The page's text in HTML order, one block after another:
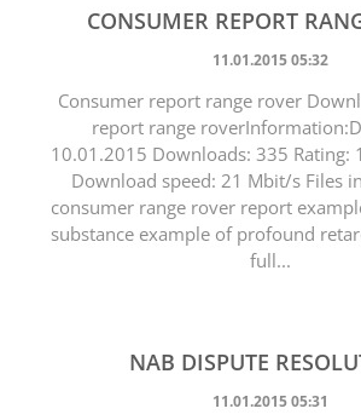
CONSUMER REPORT
11.01.2015 05:32
Consumer report range rover
report range
10.01.2015 Downloads: 335 Rating:
Download speed: 21 Mbit/s Files
consumer range rover report
substance example of profound
full...
NAB DISPUTE
11.01.2015 05:31